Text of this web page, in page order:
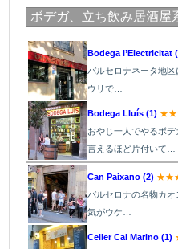
ボデガ、立ち飲み居酒屋
Bodega l’Electricitat
バルセロナネータ地
ウリで…
Bodega Lluís (1)
おやじ一人でやるボ
言えるほど片付いて…
Can Paixano (2)
バルセロナの名物カ
気がウケ…
Cel ler Cal Marino (1)